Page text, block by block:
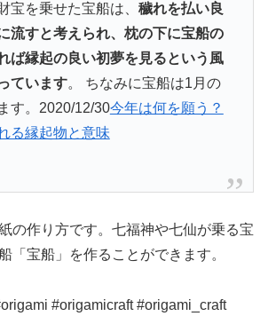
宝を乗せた宝船は、 穢れを払い良
流すと考えられ、枕の下に宝船の
ば縁起の良い初夢を見るという風
ています。 ちなみに宝船は1月の
す。 2020/12/30今年は何を願う？
る縁起物と意味
の作り方です。七福神や七仙が乗る宝
「宝船」を作ることができます。
#origamicraft #origami_craft